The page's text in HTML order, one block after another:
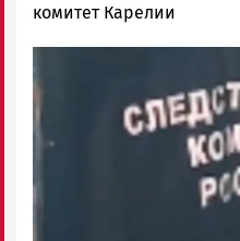
Новости
Карелии
|
Петрозаводск
комитет Карелии